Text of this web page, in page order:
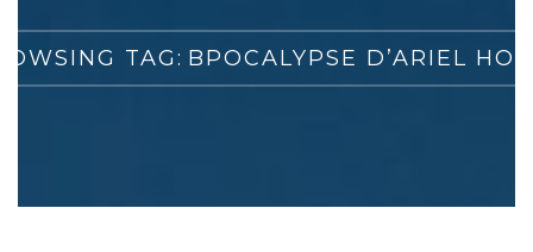
TAG: BPOCALYPSE D’ARIEL